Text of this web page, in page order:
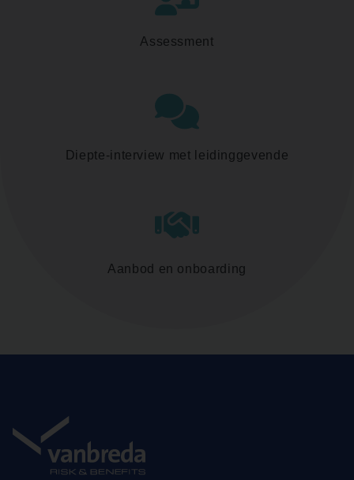
Assessment
Diepte-interview met leidinggevende
Aanbod en onboarding